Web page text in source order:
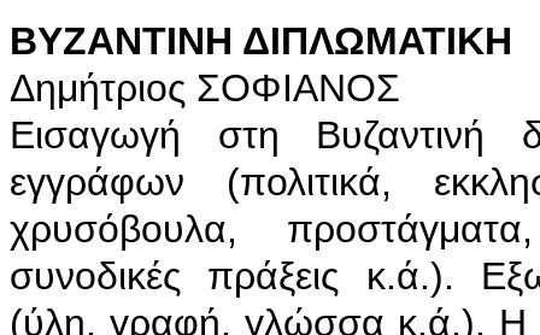
ΒΥΖΑΝΤΙΝΗ ΔΙΠΛΩΜΑΤΙΚΗ
Δημήτριος ΣΟΦΙΑΝΟΣ
Εισαγωγή στη Βυζαντινή
εγγράφων (πολιτικά,
χρυσόβουλα,
συνοδικές πράξεις κ.ά.).
(ύλη, γραφή, γλώσσα κ.ά.). Η